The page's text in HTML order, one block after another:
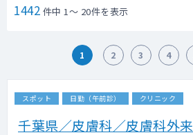
1442 件中 1～ 20件を表示
1 2 3 4
スポット 日勤（午前診） クリニック
千葉県／皮膚科／皮膚科外来